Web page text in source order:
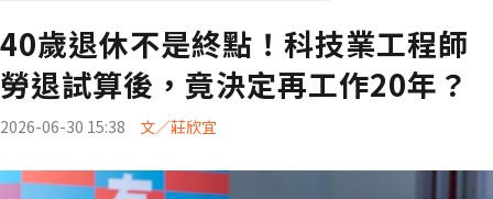
40歲退休不是終點！科技業工程師
勞退試算後，竟決定再工作20年？
2026-06-30 15:38 文／莊欣宜